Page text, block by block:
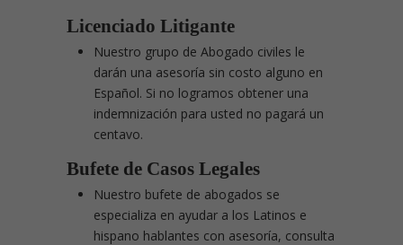
Licenciado Litigante
Nuestro grupo de Abogado civiles le
darán una asesoría sin costo alguno en
Español. Si no logramos obtener una
indemnización para usted no pagará un
centavo.
Bufete de Casos Legales
Nuestro bufete de abogados se
especializa en ayudar a los Latinos e
hispano hablantes con asesoría, consulta